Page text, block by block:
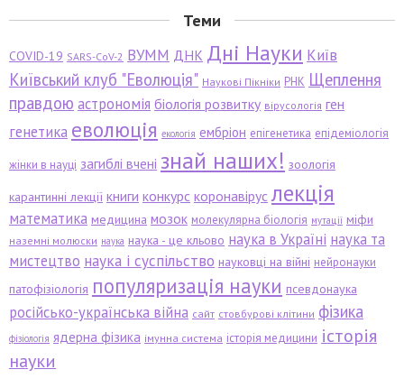
Теми
COVID-19 SARS-CoV-2 ВУММ ДНК Дні Науки Київ
Київський клуб "Еволюція" Наукові Пікніки РНК Щеплення
правдою астрономія біологія розвитку вірусологія ген
генетика еволюція екологія ембріон епігенетика епідеміологія
жінки в науці загиблі вчені знай наших! зоологія
карантинні лекції книги конкурс коронавірус лекція
математика медицина мозок молекулярна біологія мутації міфи
наземні молюски наука наука - це кльово наука в Україні наука та
мистецтво наука і суспільство науковці на війні нейронауки
патофізіологія популяризація науки псевдонаука
російсько-українська війна сайт стовбурові клітини фізика
фізіологія ядерна фізика імунна система історія медицини історія
науки